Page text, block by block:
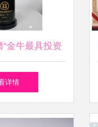
“金牛最具投资
长与战略远见
详情